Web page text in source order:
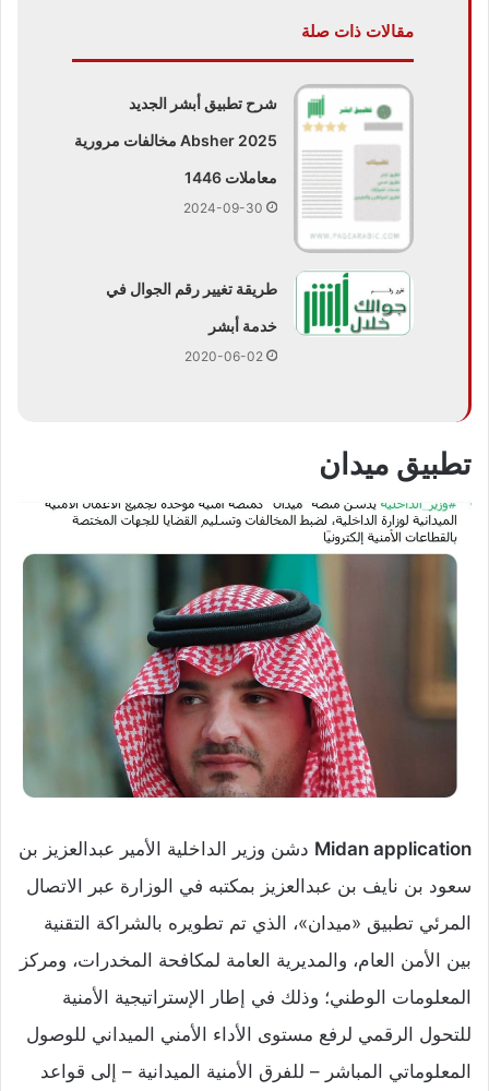
مقالات ذات صلة
شرح تطبيق أبشر الجديد
Absher 2025 مخالفات مرورية
معاملات 1446
2024-09-30
طريقة تغيير رقم الجوال في
خدمة أبشر
2020-06-02
تطبيق ميدان
Midan application دشن وزير الداخلية الأمير عبدالعزيز بن
سعود بن نايف بن عبدالعزيز بمكتبه في الوزارة عبر الاتصال
المرئي تطبيق «ميدان»، الذي تم تطويره بالشراكة التقنية
بين الأمن العام، والمديرية العامة لمكافحة المخدرات، ومركز
المعلومات الوطني؛ وذلك في إطار الإستراتيجية الأمنية
للتحول الرقمي لرفع مستوى الأداء الأمني الميداني للوصول
المعلوماتي المباشر – للفرق الأمنية الميدانية – إلى قواعد